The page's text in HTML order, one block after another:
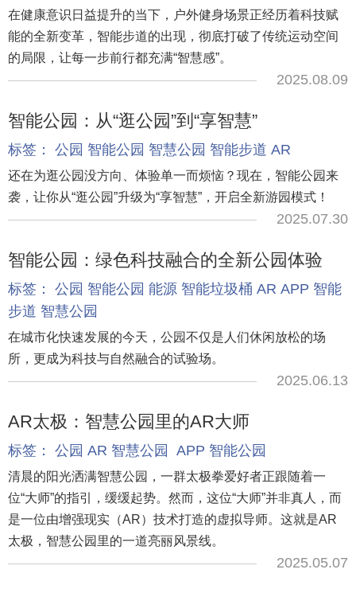
在健康意识日益提升的当下，户外健身场景正经历着科技赋
能的全新变革，智能步道的出现，彻底打破了传统运动空间
的局限，让每一步前行都充满“智慧感”。
2025.08.09
智能公园：从“逛公园”到“享智慧”
标签： 公园 智能公园 智慧公园 智能步道 AR
还在为逛公园没方向、体验单一而烦恼？现在，智能公园来
袭，让你从“逛公园”升级为“享智慧”，开启全新游园模式！
2025.07.30
智能公园：绿色科技融合的全新公园体验
标签： 公园 智能公园 能源 智能垃圾桶 AR APP 智能
步道 智慧公园
在城市化快速发展的今天，公园不仅是人们休闲放松的场
所，更成为科技与自然融合的试验场。
2025.06.13
AR太极：智慧公园里的AR大师
标签： 公园 AR 智慧公园 APP 智能公园
清晨的阳光洒满智慧公园，一群太极拳爱好者正跟随着一
位“大师”的指引，缓缓起势。然而，这位“大师”并非真人，而
是一位由增强现实（AR）技术打造的虚拟导师。这就是AR
太极，智慧公园里的一道亮丽风景线。
2025.05.07